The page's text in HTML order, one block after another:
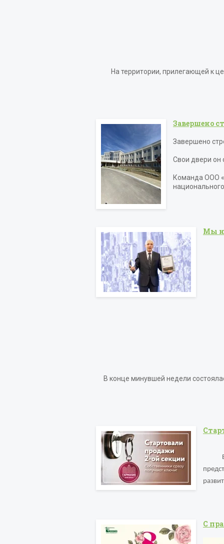
На территории, прилегающей к
Завершено
Завершено
Свои двери он
Команда ООО
Мы
В конце минувшей недели
С